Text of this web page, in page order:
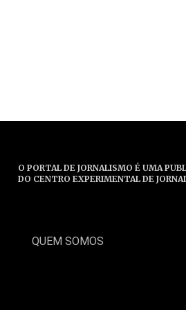
O PORTAL DE JORNALISMO É UMA
DO CENTRO EXPERIMENTAL DE
QUEM SOMOS